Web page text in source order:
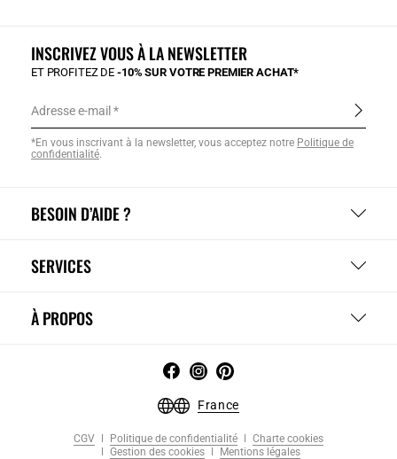
BESOIN D’AIDE ?
SERVICES
À PROPOS
INSCRIVEZ VOUS À LA NEWSLETTER
ET PROFITEZ DE-10% SUR VOTRE PREMIER ACHAT*
Adresse e-mail
*En vous inscrivant à la newsletter, vous acceptez notre Politique de
confidentialité.
France
CGV Politique de confidentialité
Charte cookies
Gestion des cookies
Mentions légales